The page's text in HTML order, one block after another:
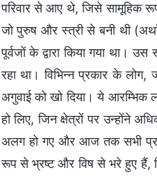
परिवार से आए थे, जिसे सामूहिक
जो पुरुष और स्त्री से बनी थी
पूर्वजों के द्वारा किया गया था।
रहा था। विभिन्न प्रकार के लोग,
अगुवाई को खो दिया। ये आरम्भिक
हो लिए, जिन क्षेत्रों पर उन्होंने
अलग हो गए और आज तक सभी
रूप से भ्रष्ट और विष से भरे हुए हैं,